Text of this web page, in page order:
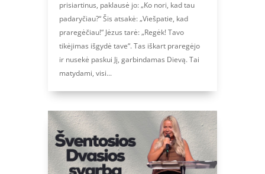
prisiartinus, paklausė jo: „Ko nori, kad tau
padaryčiau?“ Šis atsakė: „Viešpatie, kad
praregėčiau!“ Jėzus tarė: „Regėk! Tavo
tikėjimas išgydė tave“. Tas iškart praregėjo
ir nusekė paskui Jį, garbindamas Dievą. Tai
matydami, visi...